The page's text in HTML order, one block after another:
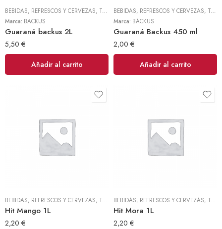
BEBIDAS, REFRESCOS Y CERVEZAS, TODOS
Marca: BACKUS
Guaraná backus 2L
5,50 €
Añadir al carrito
BEBIDAS, REFRESCOS Y CERVEZAS, TODOS
Marca: BACKUS
Guaraná Backus 450 ml
2,00 €
Añadir al carrito
BEBIDAS, REFRESCOS Y CERVEZAS, TODOS
Hit Mango 1L
2,20 €
BEBIDAS, REFRESCOS Y CERVEZAS, TODOS
Hit Mora 1L
2,20 €